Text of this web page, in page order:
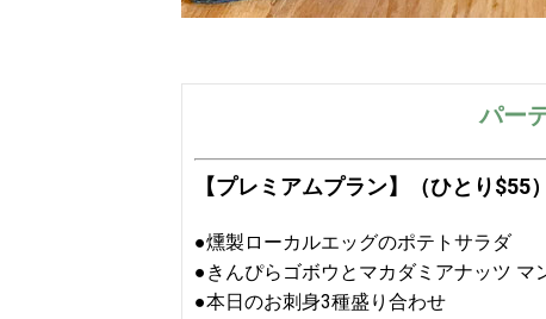
パー
【プレミアムプラン】（ひとり$55）
●燻製ローカルエッグのポテトサラダ
●きんぴらゴボウとマカダミアナッツ マ
●本日のお刺身3種盛り合わせ